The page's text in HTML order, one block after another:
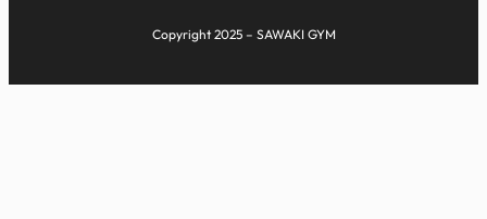
Copyright 2025 – SAWAKI GYM